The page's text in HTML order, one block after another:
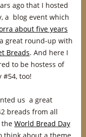
ago that I hosted
a blog event which
about five years
great round-up with
Breads. And here I
to be hostess of
#54, too!
us a great
breads from all
the World Bread Day